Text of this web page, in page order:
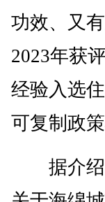
功效、又
2023年获
经验入选
可复制政
据介绍